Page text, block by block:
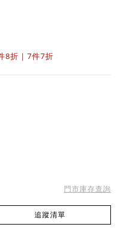
8折｜7件7折
門市庫存查詢
追蹤清單